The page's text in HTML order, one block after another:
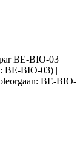
BE-BIO-03 |
BE-BIO-03) |
BE-BIO-